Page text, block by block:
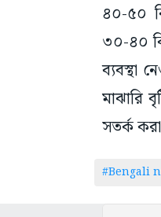
৪০-৫০
৩০-৪০
ব্যবস্থা
মাঝারি
সতর্ক
#Bengali